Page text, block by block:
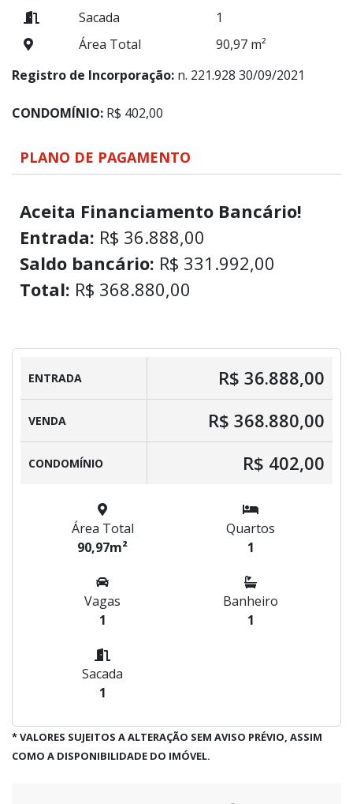
Sacada
1
Área Total
90,97 m²
Registro de Incorporação: n. 221.928 30/09/2021
CONDOMÍNIO: R$ 402,00
PLANO DE PAGAMENTO
Aceita Financiamento Bancário!
Entrada: R$ 36.888,00
Saldo bancário: R$ 331.992,00
Total: R$ 368.880,00
ENTRADA R$ 36.888,00
VENDA R$ 368.880,00
CONDOMÍNIO R$ 402,00
Área Total
90,97m²
Quartos
1
Vagas
1
Banheiro
1
Sacada
1
* VALORES SUJEITOS A ALTERAÇÃO SEM AVISO PRÉVIO, ASSIM
COMO A DISPONIBILIDADE DO IMÓVEL.